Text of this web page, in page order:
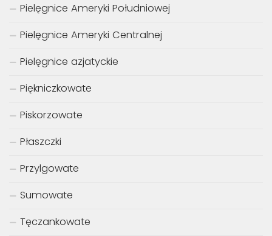
Pielęgnice Ameryki Południowej
Pielęgnice Ameryki Centralnej
Pielęgnice azjatyckie
Piękniczkowate
Piskorzowate
Płaszczki
Przylgowate
Sumowate
Tęczankowate